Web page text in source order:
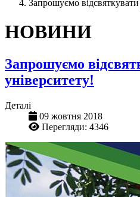
Запрошуємо
НОВИНИ
Запрошуємо
університету!
Деталі
09 жовтня 2018
Перегляди: 4346